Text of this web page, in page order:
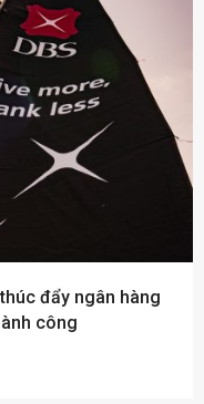
đẩy ngân hàng
công